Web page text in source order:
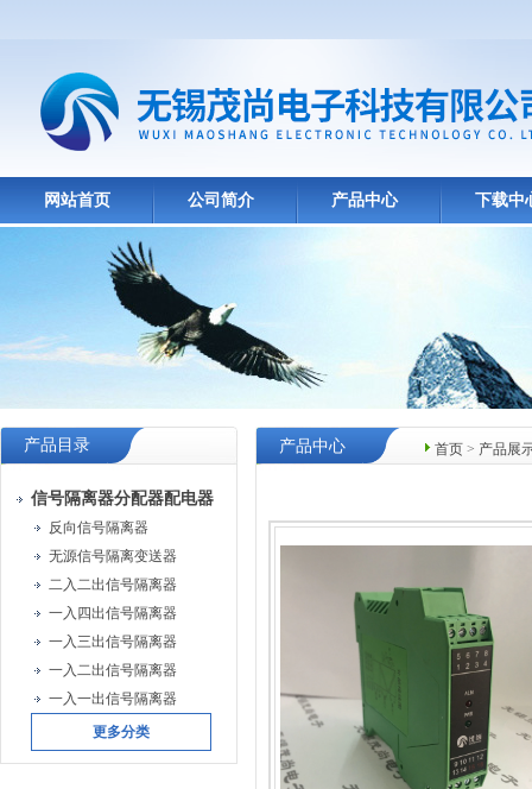
网站首页 公司简介 产品中心 下载中
产品目录
信号隔离器分配器配电器
反向信号隔离器
无源信号隔离变送器
二入二出信号隔离器
一入四出信号隔离器
一入三出信号隔离器
一入二出信号隔离器
一入一出信号隔离器
更多分类
首页 > 产品展
产品中心